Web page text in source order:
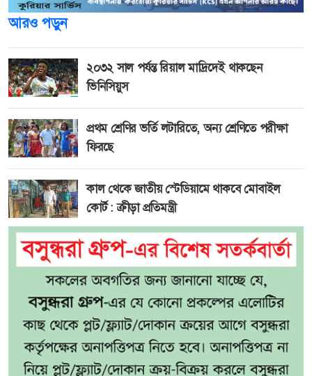
আরও পড়ুন
২০৩২ সাল পর্যন্ত রিয়াল মাদ্রিদেই থাকছেন
ভিনিসিয়ুস
প্রথম শ্রেণির ভর্তি লটারিতে, অন্য শ্রেণিতে পরীক্ষা
ফিরছে
কাল থেকে জাতীয় স্টেডিয়ামে থাকবে মোবাইল
কোর্ট : ক্রীড়া প্রতিমন্ত্রী